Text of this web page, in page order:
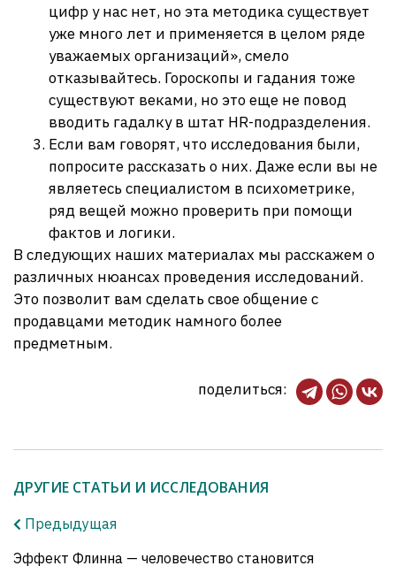
цифр у нас нет, но эта методика существует
уже много лет и применяется в целом ряде
уважаемых организаций», смело
отказывайтесь. Гороскопы и гадания тоже
существуют веками, но это еще не повод
вводить гадалку в штат HR-подразделения.
Если вам говорят, что исследования были,
попросите рассказать о них. Даже если вы не
являетесь специалистом в психометрике,
ряд вещей можно проверить при помощи
фактов и логики.
В следующих наших материалах мы расскажем о
различных нюансах проведения исследований.
Это позволит вам сделать свое общение с
продавцами методик намного более
предметным.
поделиться:
ДРУГИЕ СТАТЬИ И ИССЛЕДОВАНИЯ
Предыдущая
Эффект Флинна — человечество становится